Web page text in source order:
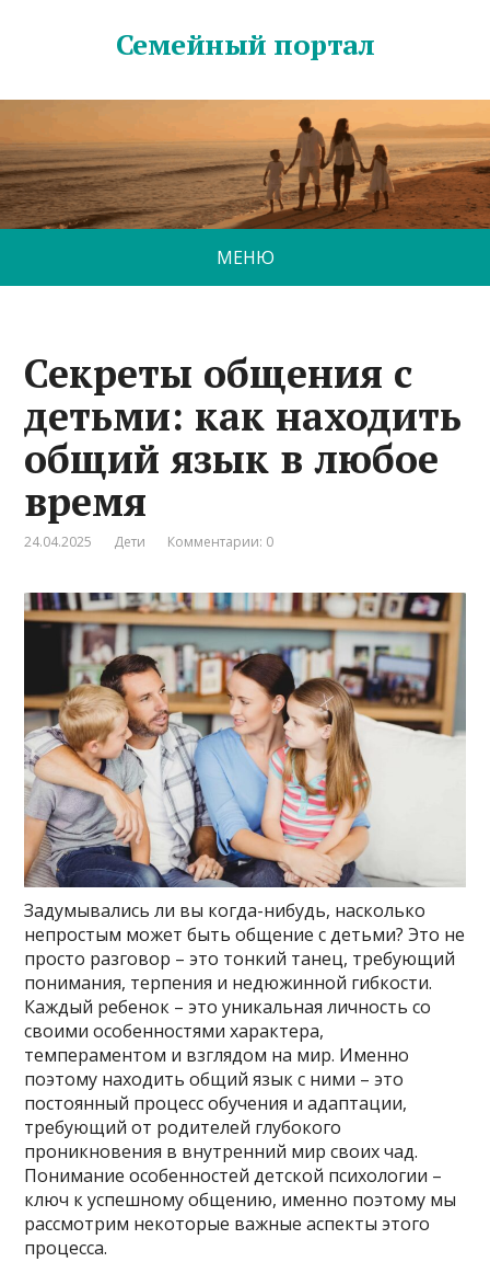
Семейный портал
МЕНЮ
Секреты общения с
детьми: как находить
общий язык в любое
время
24.04.2025 Дети Комментарии: 0
Задумывались ли вы когда-нибудь, насколько
непростым может быть общение с детьми? Это не
просто разговор – это тонкий танец, требующий
понимания, терпения и недюжинной гибкости.
Каждый ребенок – это уникальная личность со
своими особенностями характера,
темпераментом и взглядом на мир. Именно
поэтому находить общий язык с ними – это
постоянный процесс обучения и адаптации,
требующий от родителей глубокого
проникновения в внутренний мир своих чад.
Понимание особенностей детской психологии –
ключ к успешному общению, именно поэтому мы
рассмотрим некоторые важные аспекты этого
процесса.